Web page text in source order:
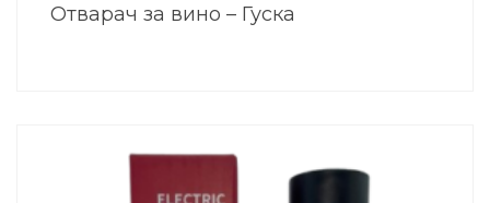
Отварач за вино – Гуска